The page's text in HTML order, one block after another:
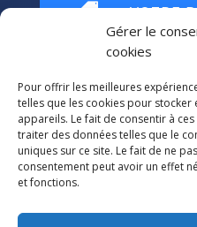
Gérer le
cookies
Pour offrir les meilleures
telles que les cookies pour
appareils. Le fait de consentir à
traiter des données telles que le
uniques sur ce site. Le fait de ne
consentement peut avoir un effet
et fonctions.
 VOTRE